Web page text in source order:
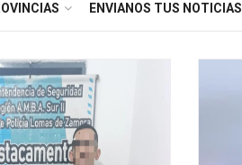
ENVIANOS TUS NOTICIAS